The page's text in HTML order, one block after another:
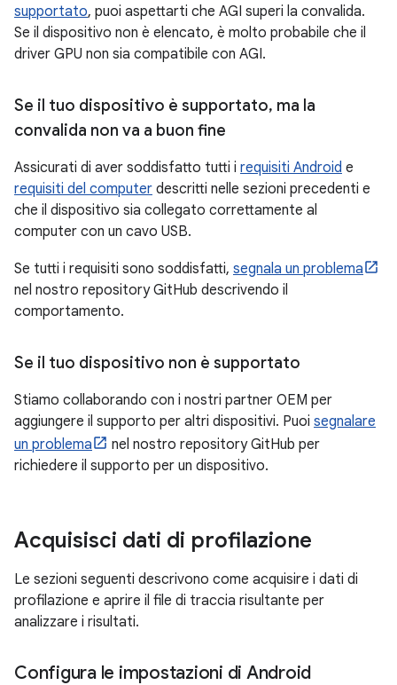
supportato, puoi aspettarti che AGI superi la convalida.
Se il dispositivo non è elencato, è molto probabile che il
driver GPU non sia compatibile con AGI.
Se il tuo dispositivo è supportato, ma la
convalida non va a buon fine
Assicurati di aver soddisfatto tutti i requisiti Android e
requisiti del computer descritti nelle sezioni precedenti e
che il dispositivo sia collegato correttamente al
computer con un cavo USB.
Se tutti i requisiti sono soddisfatti, segnala un problema
nel nostro repository GitHub descrivendo il
comportamento.
Se il tuo dispositivo non è supportato
Stiamo collaborando con i nostri partner OEM per
aggiungere il supporto per altri dispositivi. Puoi segnalare
un problema
nel nostro repository GitHub per
richiedere il supporto per un dispositivo.
Acquisisci dati di profilazione
Le sezioni seguenti descrivono come acquisire i dati di
profilazione e aprire il file di traccia risultante per
analizzare i risultati.
Configura le impostazioni di Android